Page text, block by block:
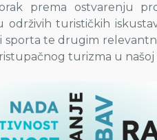
prema ostvarenju
turističkih
sporta te drugim
turizma u našoj